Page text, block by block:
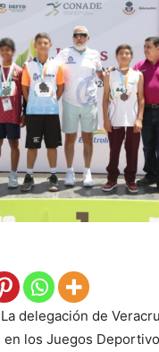
La delegación de
los Juegos